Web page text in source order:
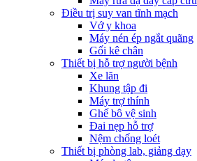
Điều trị suy van tĩnh mạch
Vớ y khoa
Máy nén ép ngắt quãng
Gối kê chân
Thiết bị hỗ trợ người bệnh
Xe lăn
Khung tập đi
Máy trợ thính
Ghế bô vệ sinh
Đai nẹp hỗ trợ
Nệm chống loét
Thiết bị phòng lab, giảng dạy